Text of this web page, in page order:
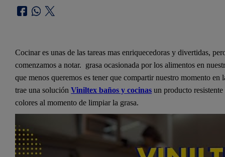
Cocinar es unas de las tareas mas enriquecedoras y divertidas,
comenzamos a notar. grasa ocasionada por los alimentos en
que menos queremos es tener que compartir nuestro momento
trae una soluciónViniltex baños y cocinas un producto
colores al momento de limpiar la grasa.